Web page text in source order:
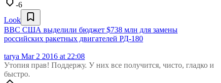
-6
Look
ВВС США выделили бюджет $738 млн для замены
российских ракетных двигателей РД-180
tarya Mar 2 2016 at 22:08
Утопия прав! Поддержу. У них все получится, чисто, гладко и
быстро.